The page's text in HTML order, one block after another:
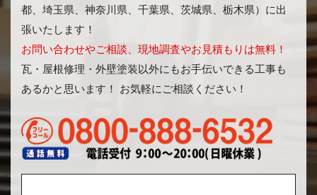
都、埼玉県、神奈川県、千葉県、茨城県、栃木県）に出
張いたします！
お問い合わせやご相談、現地調査やお見積もりは無料！
瓦・屋根修理・外壁塗装以外にもお手伝いできる工事も
あるかと思います！ お気軽にご相談ください！